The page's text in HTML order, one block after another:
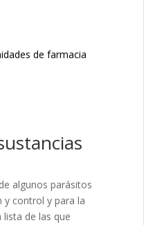
de farmacia
algunos parásitos
y control y para la
de las que